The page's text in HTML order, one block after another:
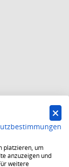
seit mehr als 5,
und angenehmes
platzieren, um
anzuzeigen und
weitere